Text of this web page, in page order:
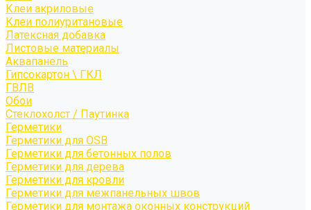
Клеи акриловые
Клеи полиуритановые
Латексная добавка
Листовые материалы
Аквапанель
Гипсокартон \ ГКЛ
ГВЛВ
Обои
Стеклохолст / Паутинка
Герметики
Герметики для OSB
Герметики для бетонных полов
Герметики для дерева
Герметики для кровли
Герметики для межпанельных швов
Герметики для монтажа оконных конструкций